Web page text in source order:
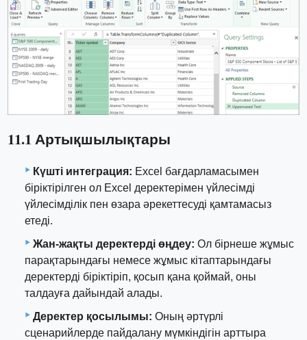
11.1 Артықшылықтары
Күшті интеграция: Excel бағдарламасымен
біріктірілген ол Excel деректерімен үйлесімді
үйлесімділік пен өзара әрекеттесуді қамтамасыз
етеді.
Жан-жақты деректерді өңдеу: Ол бірнеше жұмыс
парақтарындағы немесе жұмыс кітаптарындағы
деректерді біріктіріп, қосып қана қоймай, оны
талдауға дайындай алады.
Деректер қосылымы: Оның әртүрлі
сценарийлерде пайдалану мүмкіндігін арттыра